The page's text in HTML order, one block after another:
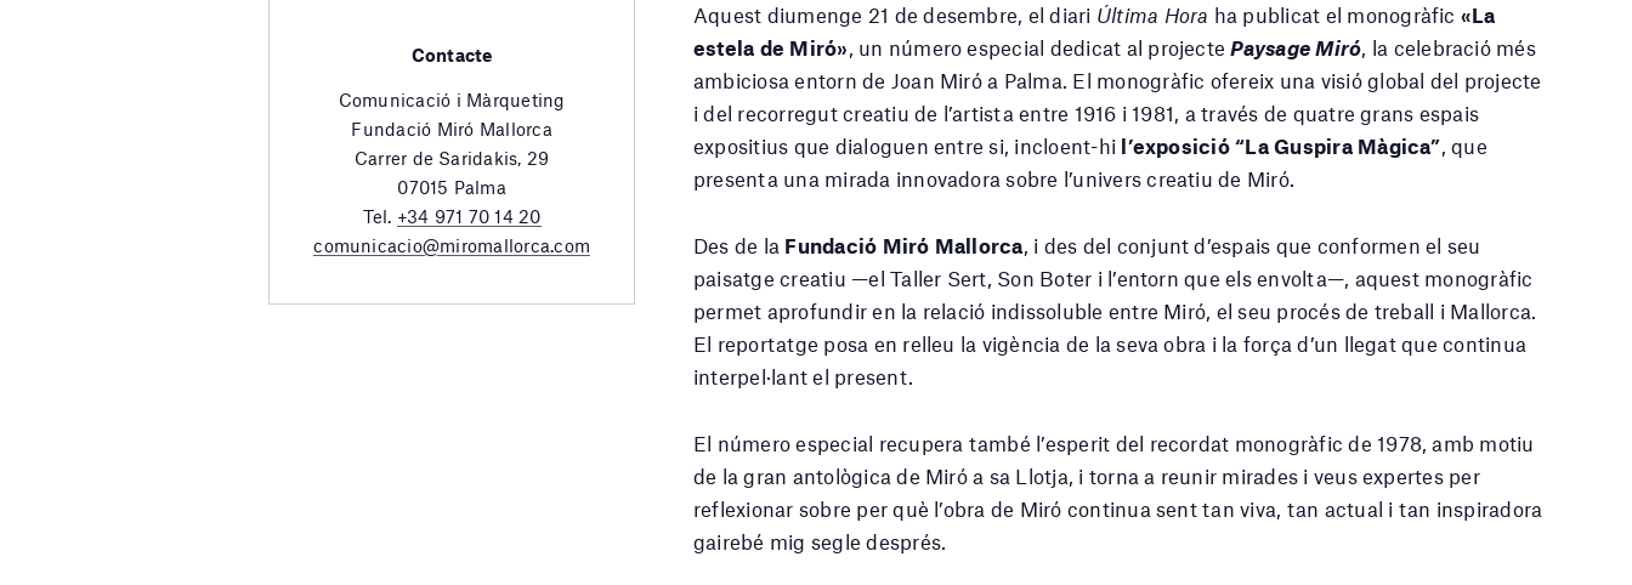
Contacte
Comunicació i Màrqueting
Fundació Miró Mallorca
Carrer de Saridakis, 29
07015 Palma
Tel. +34 971 70 14 20
comunicacio@miromallorca.com
Aquest diumenge 21 de desembre, el diari Última Hora ha publicat el monogràfic «La
estela de Miró» , un número especial dedicat al projecte Paysage Miró , la celebració més
ambiciosa entorn de Joan Miró a Palma. El monogràfic ofereix una visió global del projecte
i del recorregut creatiu de l’artista entre 1916 i 1981, a través de quatre grans espais
expositius que dialoguen entre si, incloent-hi l’exposició “La Guspira Màgica” , que
presenta una mirada innovadora sobre l’univers creatiu de Miró.
Des de la Fundació Miró Mallorca , i des del conjunt d’espais que conformen el seu
paisatge creatiu —el Taller Sert, Son Boter i l’entorn que els envolta—, aquest monogràfic
permet aprofundir en la relació indissoluble entre Miró, el seu procés de treball i Mallorca.
El reportatge posa en relleu la vigència de la seva obra i la força d’un llegat que continua
interpel·lant el present.
El número especial recupera també l’esperit del recordat monogràfic de 1978, amb motiu
de la gran antològica de Miró a sa Llotja, i torna a reunir mirades i veus expertes per
reflexionar sobre per què l’obra de Miró continua sent tan viva, tan actual i tan inspiradora
gairebé mig segle després.